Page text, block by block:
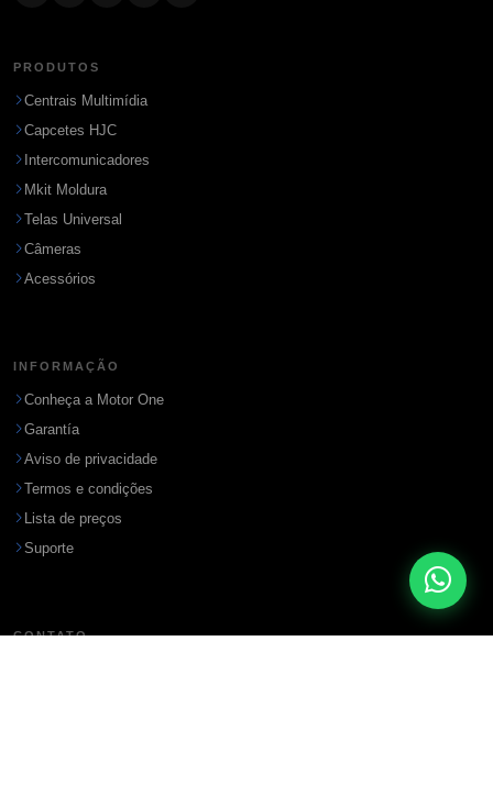
PRODUTOS
Centrais Multimídia
Capcetes HJC
Intercomunicadores
Mkit Moldura
Telas Universal
Câmeras
Acessórios
INFORMAÇÃO
Conheça a Motor One
Garantía
Aviso de privacidade
Termos e condições
Lista de preços
Suporte
CONTATO